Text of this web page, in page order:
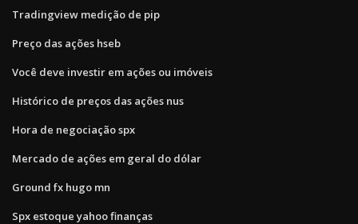
Tradingview medição de pip
Preço das ações hseb
Você deve investir em ações ou imóveis
Histórico de preços das ações nus
Hora de negociação spx
Mercado de ações em geral do dólar
Ground fx hugo mn
Spx estoque yahoo finanças